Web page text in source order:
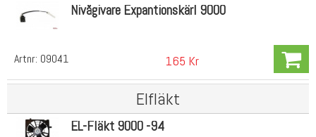
Artnr: 09041
Nivågivare Expantionskärl 9000
165 Kr
Elfläkt
EL-Fläkt 9000 -94